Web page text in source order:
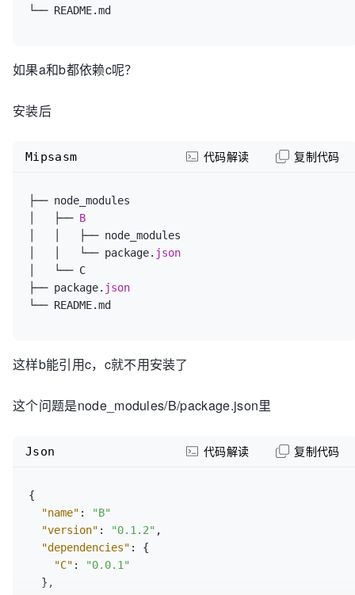
如果a和b都依赖c呢？
安装后
├── node_modules
│   ├──
│   │   ├── node_modules
│   │   └── package.
│   └── C
├── package.
Mipsasm 代码解读 复制代码
这样b能引用c，c就不用安装了
这个问题是node_modules/B/package.json里
{
"name" :
"B"
"version" : "0.1.2" ,
"dependencies" :
{
"C" :
"0.0.1"
} ,
Json 代码解读 复制代码